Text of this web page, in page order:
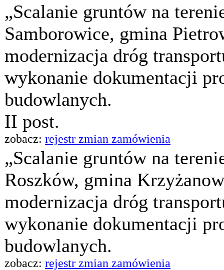
„Scalanie gruntów na
Samborowice, gmina
modernizacja dróg
wykonanie dokumentacji
budowlanych.
II post.
zobacz: rejestr zmian zamówienia
„Scalanie gruntów na
Roszków, gmina
modernizacja dróg
wykonanie dokumentacji
budowlanych.
zobacz: rejestr zmian zamówienia